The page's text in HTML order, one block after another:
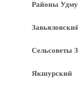
Районы
Сельсоветы
Якшурский